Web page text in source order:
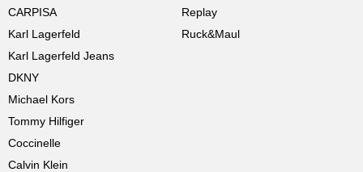
CARPISA
Karl Lagerfeld
Karl Lagerfeld Jeans
DKNY
Michael Kors
Tommy Hilfiger
Coccinelle
Calvin Klein
Replay
Ruck&Maul